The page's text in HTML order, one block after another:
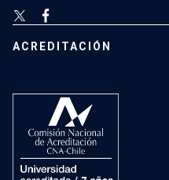
ACREDITACIÓN